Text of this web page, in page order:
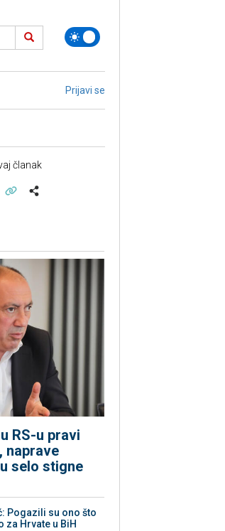
Prijavi se
članak
RS-u pravi
naprave
selo stigne
Pogazili su ono što
za Hrvate u BiH